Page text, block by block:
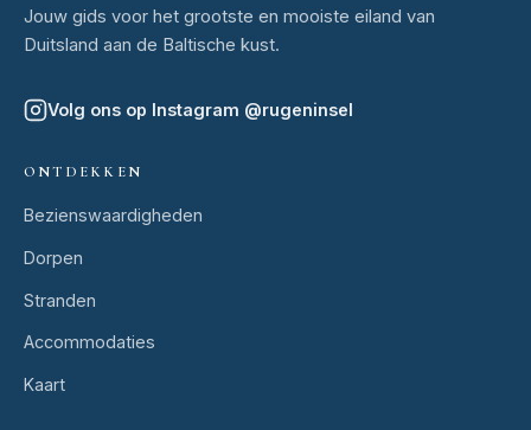
Jouw gids voor het grootste en mooiste eiland van
Duitsland aan de Baltische kust.
Volg ons op Instagram @rugeninsel
ONTDEKKEN
Bezienswaardigheden
Dorpen
Stranden
Accommodaties
Kaart